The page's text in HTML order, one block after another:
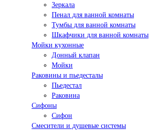
Зеркала
Пенал для ванной комнаты
Тумбы для ванной комнаты
Шкафчики для ванной комнаты
Мойки кухонные
Донный клапан
Мойки
Раковины и пьедесталы
Пьедестал
Раковина
Сифоны
Сифон
Смесители и душевые системы